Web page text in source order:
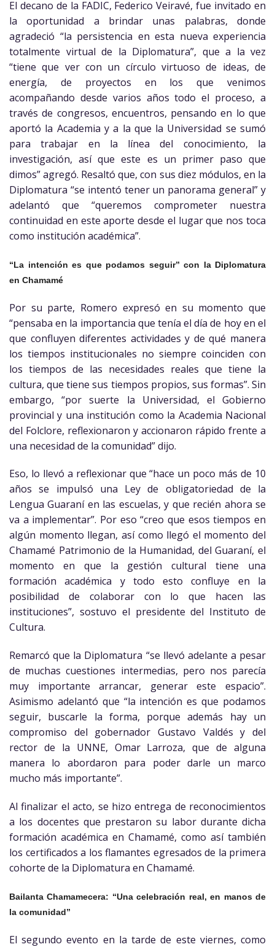
El decano de la FADIC, Federico Veiravé, fue invitado en
la oportunidad a brindar unas palabras, donde
agradeció “la persistencia en esta nueva experiencia
totalmente virtual de la Diplomatura”, que a la vez
“tiene que ver con un círculo virtuoso de ideas, de
energía, de proyectos en los que venimos
acompañando desde varios años todo el proceso, a
través de congresos, encuentros, pensando en lo que
aportó la Academia y a la que la Universidad se sumó
para trabajar en la línea del conocimiento, la
investigación, así que este es un primer paso que
dimos” agregó. Resaltó que, con sus diez módulos, en la
Diplomatura “se intentó tener un panorama general” y
adelantó que “queremos comprometer nuestra
continuidad en este aporte desde el lugar que nos toca
como institución académica”.
“La intención es que podamos seguir” con la Diplomatura
en Chamamé
Por su parte, Romero expresó en su momento que
“pensaba en la importancia que tenía el día de hoy en el
que confluyen diferentes actividades y de qué manera
los tiempos institucionales no siempre coinciden con
los tiempos de las necesidades reales que tiene la
cultura, que tiene sus tiempos propios, sus formas”. Sin
embargo, “por suerte la Universidad, el Gobierno
provincial y una institución como la Academia Nacional
del Folclore, reflexionaron y accionaron rápido frente a
una necesidad de la comunidad” dijo.
Eso, lo llevó a reflexionar que “hace un poco más de 10
años se impulsó una Ley de obligatoriedad de la
Lengua Guaraní en las escuelas, y que recién ahora se
va a implementar”. Por eso “creo que esos tiempos en
algún momento llegan, así como llegó el momento del
Chamamé Patrimonio de la Humanidad, del Guaraní, el
momento en que la gestión cultural tiene una
formación académica y todo esto confluye en la
posibilidad de colaborar con lo que hacen las
instituciones”, sostuvo el presidente del Instituto de
Cultura.
Remarcó que la Diplomatura “se llevó adelante a pesar
de muchas cuestiones intermedias, pero nos parecía
muy importante arrancar, generar este espacio”.
Asimismo adelantó que “la intención es que podamos
seguir, buscarle la forma, porque además hay un
compromiso del gobernador Gustavo Valdés y del
rector de la UNNE, Omar Larroza, que de alguna
manera lo abordaron para poder darle un marco
mucho más importante”.
Al finalizar el acto, se hizo entrega de reconocimientos
a los docentes que prestaron su labor durante dicha
formación académica en Chamamé, como así también
los certificados a los flamantes egresados de la primera
cohorte de la Diplomatura en Chamamé.
Bailanta Chamamecera: “Una celebración real, en manos de
la comunidad”
El segundo evento en la tarde de este viernes, como